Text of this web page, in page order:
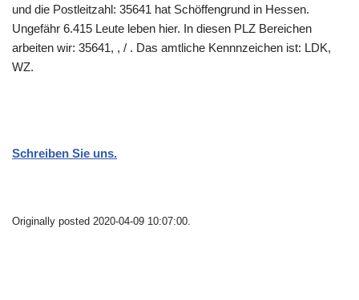
und die Postleitzahl: 35641 hat Schöffengrund in Hessen.
Ungefähr 6.415 Leute leben hier. In diesen PLZ Bereichen
arbeiten wir: 35641, , / . Das amtliche Kennnzeichen ist: LDK,
WZ.
Schreiben Sie uns.
Originally posted 2020-04-09 10:07:00.